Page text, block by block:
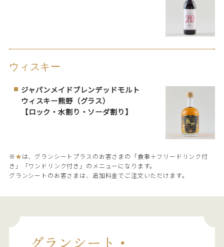
ウィスキー
ジャパンメイドブレンデッドモルト
ウィスキー熊野（グラス）
【ロック・水割り・ソーダ割り】
※★は、グランシートプラスのお客さまの「食事＋フリードリンク付
き」「ワンドリンク付き」のメニューになります。
グランシートのお客さまは、追加料金でご注文いただけます。